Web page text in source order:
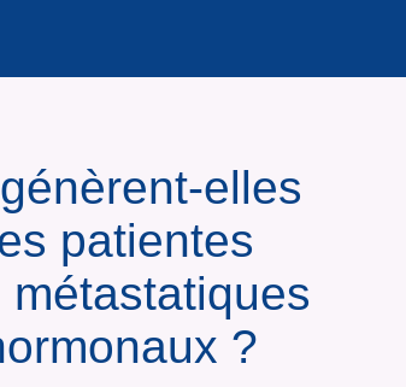
elles
patientes
métastatiques
?